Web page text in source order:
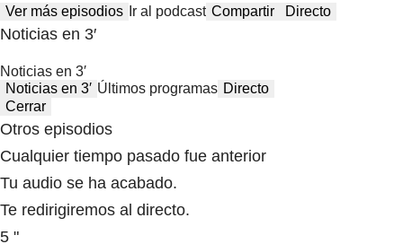
Ver más episodios Ir al podcast Compartir Directo
Noticias en 3′
Noticias en 3′
Noticias en 3′ Últimos programas Directo
Cerrar
Otros episodios
Cualquier tiempo pasado fue anterior
Tu audio se ha acabado.
Te redirigiremos al directo.
5 "